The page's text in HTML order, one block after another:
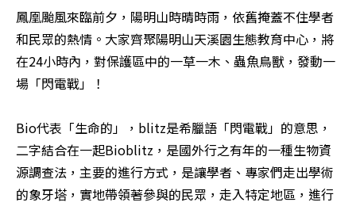
鳳凰颱風來臨前夕，陽明山時晴時雨，依舊掩蓋不住學者
和民眾的熱情。大家齊聚陽明山天溪園生態教育中心，將
在24小時內，對保護區中的一草一木、蟲魚鳥獸，發動一
場「閃電戰」！
Bio代表「生命的」，blitz是希臘語「閃電戰」的意思，
二字結合在一起Bioblitz，是國外行之有年的一種生物資
源調查法，主要的進行方式，是讓學者、專家們走出學術
的象牙塔，實地帶領著參與的民眾，走入特定地區，進行